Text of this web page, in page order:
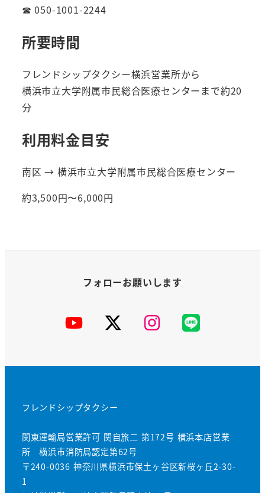
☎ 050-1001-2244
所要時間
フレンドシップタクシー横浜営業所から
横浜市立大学附属市民総合医療センターまで約20
分
利用料金目安
南区 → 横浜市立大学附属市民総合医療センター
約3,500円〜6,000円
YouTubeX Instagram
公
式
フレンドシップタクシー
関東運輸局営業許可 関自旅二 第172号 横浜本店営業
所 横浜市消防局認定第62号
〒240-0036 神奈川県横浜市保土ヶ谷区新桜ヶ丘2-30-
1